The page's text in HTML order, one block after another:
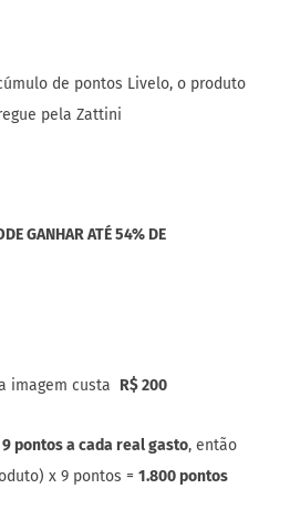
de pontos Livelo, o produto
pela Zattini
GANHAR ATÉ 54% DE
imagem custa R$ 200
pontos a cada real gasto, então
x 9 pontos = 1.800 pontos